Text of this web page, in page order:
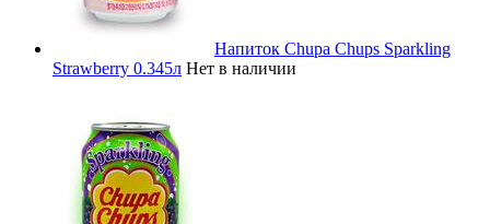
Напиток Chupa Chups Sparkling
Strawberry 0.345л Нет в наличии